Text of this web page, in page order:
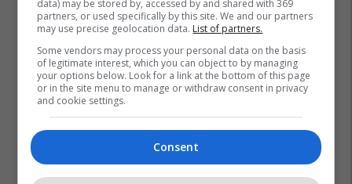
data) may be stored by, accessed by and shared with 369
partners, or used specifically by this site. We and our partners
may use precise geolocation data. List of partners.
Some vendors may process your personal data on the basis
of legitimate interest, which you can object to by managing
your options below. Look for a link at the bottom of this page
or in the site menu to manage or withdraw consent in privacy
and cookie settings.
Consent